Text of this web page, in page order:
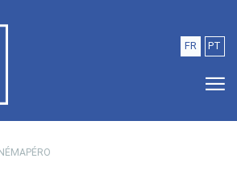
FR PT